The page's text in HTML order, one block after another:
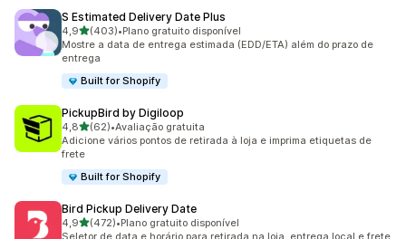
S Estimated Delivery Date Plus
4,9de 5 estrelas
(403)
403 avaliações ao todo
•Plano gratuito disponível
Mostre a data de entrega estimada (EDD/ETA) além do prazo de
entrega
Built for Shopify
PickupBird by Digiloop
4,8de 5 estrelas
(62)
62 avaliações ao todo
•Avaliação gratuita
Adicione vários pontos de retirada à loja e imprima etiquetas de
frete
Built for Shopify
Bird Pickup Delivery Date
4,9de 5 estrelas
(472)
472 avaliações ao todo
•Plano gratuito disponível
Seletor de data e horário para retirada na loja, entrega local e frete